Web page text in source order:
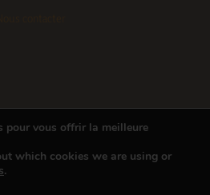
© 2024
pour vous offrir la meilleure
which cookies we are using or
.